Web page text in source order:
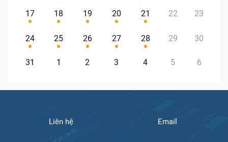
17 18 19 20 21 22 23
24 25 26 27 28 29 30
31 1 2 3 4 5 6
Liên hệ Email